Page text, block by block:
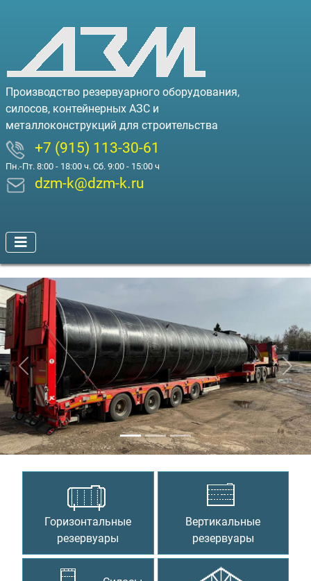
Производство резервуарного оборудования,
силосов, контейнерных АЗС и
металлоконструкций для строительства
+7 (915) 113-30-61
Пн.-Пт. 8:00 - 18:00 ч. Сб. 9:00 - 15:00 ч
dzm-k@dzm-k.ru
Предыдущий
Горизонтальные
резервуары
Вертикальные
резервуары